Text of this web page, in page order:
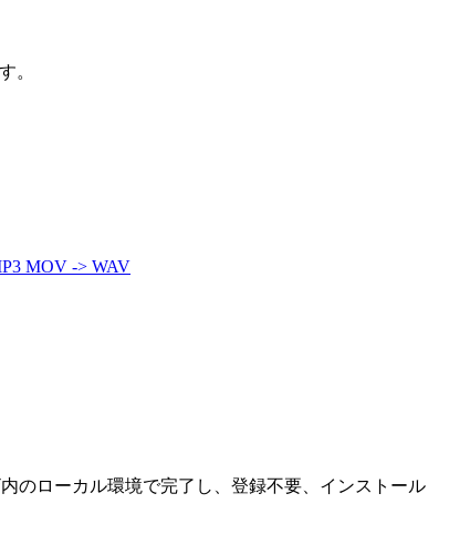
。
MOV -> WAV
のローカル環境で完了し、登録不要、インストール